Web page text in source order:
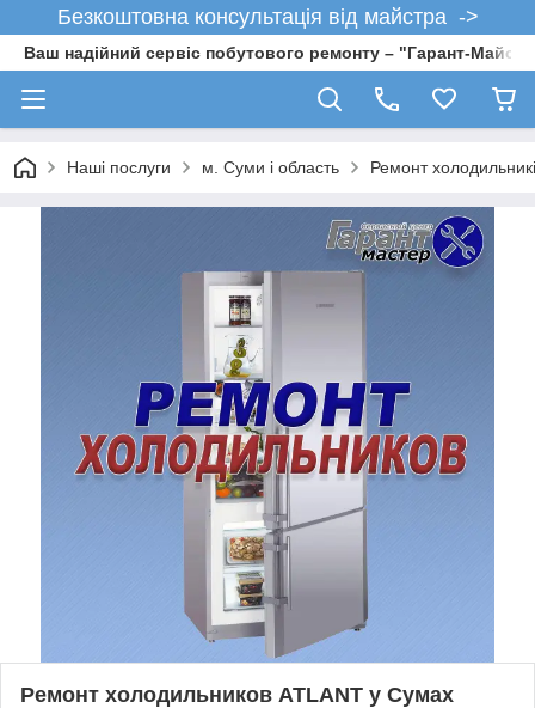
Безкоштовна консультація від майстра ->
Ваш надійний сервіс побутового ремонту – "Гарант-
Наші послуги м. Суми і область Ремонт
Ремонт холодильников ATLANT у Сумах